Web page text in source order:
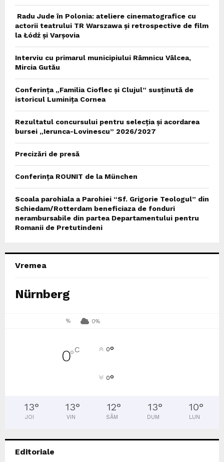
Radu Jude în Polonia: ateliere cinematografice cu
actorii teatrului TR Warszawa și retrospective de film
la Łódź și Varșovia
Interviu cu primarul municipiului Râmnicu Vâlcea,
Mircia Gutău
Conferința „Familia Cioflec și Clujul” susținută de
istoricul Luminița Cornea
Rezultatul concursului pentru selecția și acordarea
bursei „Ierunca-Lovinescu” 2026/2027
Precizări de presă
Conferința ROUNIT de la München
Scoala parohiala a Parohiei “Sf. Grigorie Teologul” din
Schiedam/Rotterdam beneficiaza de fonduri
nerambursabile din partea Departamentului pentru
Romanii de Pretutindeni
Vremea
Nürnberg
% 0%
0°C 0°
0°
13°
JOI
13°
VIN
12°
SÂM
13°
DUM
10°
LUN
Editoriale